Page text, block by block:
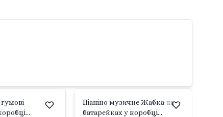
Піаніно музичне Жабка на
батарейках у коробці